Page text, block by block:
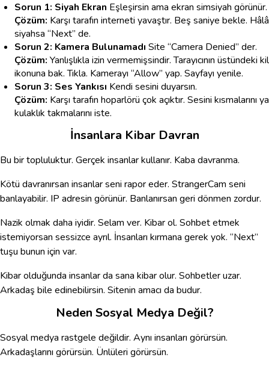
Sorun 1: Siyah Ekran Eşleşirsin ama ekran simsiyah görünür.
Çözüm: Karşı tarafın interneti yavaştır. Beş saniye bekle. Hâlâ
siyahsa “Next” de.
Sorun 2: Kamera Bulunamadı Site “Camera Denied” der.
Çözüm: Yanlışlıkla izin vermemişsindir. Tarayıcının üstündeki
ikonuna bak. Tıkla. Kamerayı “Allow” yap. Sayfayı yenile.
Sorun 3: Ses Yankısı Kendi sesini duyarsın.
Çözüm: Karşı tarafın hoparlörü çok açıktır. Sesini kısmalarını
kulaklık takmalarını iste.
İnsanlara Kibar Davran
Bu bir topluluktur. Gerçek insanlar kullanır. Kaba davranma.
Kötü davranırsan insanlar seni rapor eder. StrangerCam seni
banlayabilir. IP adresin görünür. Banlanırsan geri dönmen zordur.
Nazik olmak daha iyidir. Selam ver. Kibar ol. Sohbet etmek
istemiyorsan sessizce ayrıl. İnsanları kırmana gerek yok. “Next”
tuşu bunun için var.
Kibar olduğunda insanlar da sana kibar olur. Sohbetler uzar.
Arkadaş bile edinebilirsin. Sitenin amacı da budur.
Neden Sosyal Medya Değil?
Sosyal medya rastgele değildir. Aynı insanları görürsün.
Arkadaşlarını görürsün. Ünlüleri görürsün.